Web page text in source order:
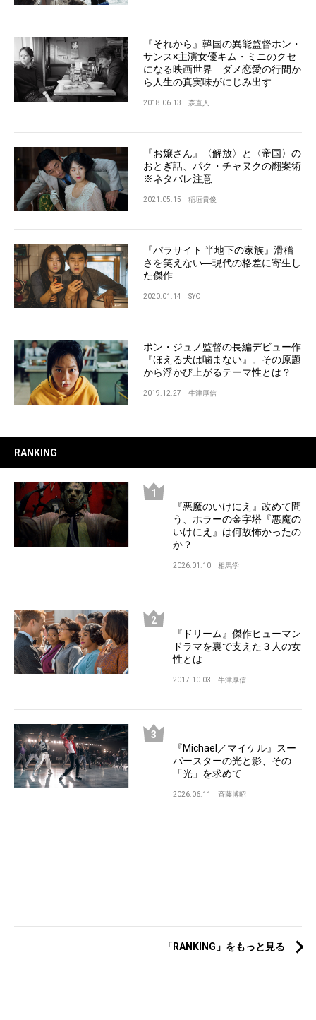
『それから』韓国の異能監督ホン・
サンス×主演女優キム・ミニのクセ
になる映画世界 ダメ恋愛の行間か
ら人生の真実味がにじみ出す
2018.06.13 森直人
『お嬢さん』〈解放〉と〈帝国〉の
おとぎ話、パク・チャヌクの翻案術
※ネタバレ注意
2021.05.15 稲垣貴俊
『パラサイト 半地下の家族』滑稽
さを笑えない―現代の格差に寄生し
た傑作
2020.01.14 SYO
ポン・ジュノ監督の長編デビュー作
『ほえる犬は噛まない』。その原題
から浮かび上がるテーマ性とは？
2019.12.27 牛津厚信
RANKING
『悪魔のいけにえ』改めて問
う、ホラーの金字塔『悪魔の
いけにえ』は何故怖かったの
か？
2026.01.10 相馬学
『ドリーム』傑作ヒューマン
ドラマを裏で支えた３人の女
性とは
2017.10.03 牛津厚信
『Michael／マイケル』スー
パースターの光と影、その
「光」を求めて
2026.06.11 斉藤博昭
「RANKING」をもっと見る